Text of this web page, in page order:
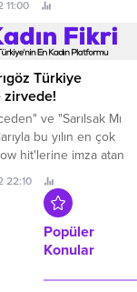
11:00
Türkiye
zirvede!
ve "Sarılsak Mı
bu yılın en çok
hit'lerine imza atan
Sarıgöz, sözü ve
ait "Bakma Bana
Goed Müzik
22:10
Popüler
Konular